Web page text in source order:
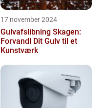
17 november 2024
Gulvafslibning Skagen:
Forvandl Dit Gulv til et
Kunstværk